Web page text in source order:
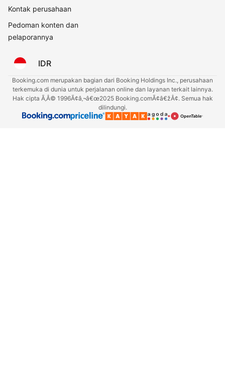
Kontak perusahaan
Pedoman konten dan
pelaporannya
IDR
Booking.com merupakan bagian dari Booking Holdings Inc., perusahaan
terkemuka di dunia untuk perjalanan online dan layanan terkait lainnya.
Hak cipta Ã‚Â© 1996Ã¢â‚¬â€œ2025 Booking.comÃ¢â€žÂ¢. Semua hak
dilindungi.